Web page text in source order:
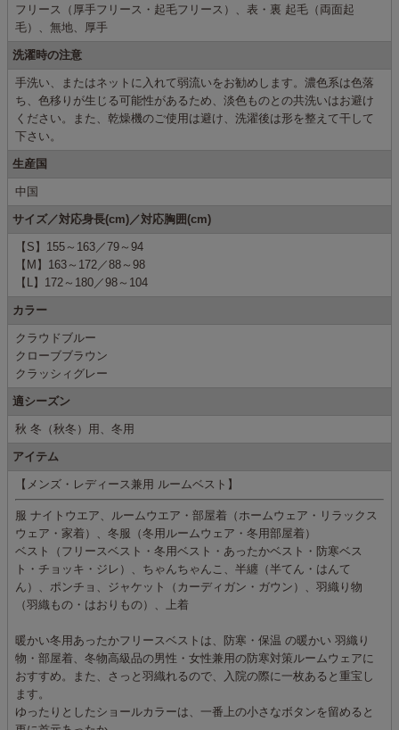
フリース（厚手フリース・起毛フリース）、表・裏 起毛（両面起
毛）、無地、厚手
洗濯時の注意
手洗い、またはネットに入れて弱流いをお勧めします。濃色系は色落
ち、色移りが生じる可能性があるため、淡色ものとの共洗いはお避け
ください。また、乾燥機のご使用は避け、洗濯後は形を整えて干して
下さい。
生産国
中国
サイズ／対応身長(cm)／対応胸囲(cm)
【S】155～163／79～94
【M】163～172／88～98
【L】172～180／98～104
カラー
クラウドブルー
クローブブラウン
クラッシィグレー
適シーズン
秋 冬（秋冬）用、冬用
アイテム
【メンズ・レディース兼用 ルームベスト】
服 ナイトウエア、ルームウエア・部屋着（ホームウェア・リラックス
ウェア・家着）、冬服（冬用ルームウェア・冬用部屋着）
ベスト（フリースベスト・冬用ベスト・あったかベスト・防寒ベス
ト・チョッキ・ジレ）、ちゃんちゃんこ、半纏（半てん・はんて
ん）、ポンチョ、ジャケット（カーディガン・ガウン）、羽織り物
（羽織もの・はおりもの）、上着
暖かい冬用あったかフリースベストは、防寒・保温 の暖かい 羽織り
物・部屋着、冬物高級品の男性・女性兼用の防寒対策ルームウェアに
おすすめ。また、さっと羽織れるので、入院の際に一枚あると重宝し
ます。
ゆったりとしたショールカラーは、一番上の小さなボタンを留めると